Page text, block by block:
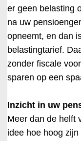
er geen belasting
na uw
opneemt, en dan
belastingtarief.
zonder fiscale
sparen op een
Inzicht in uw
Meer dan de helft
idee hoe hoog